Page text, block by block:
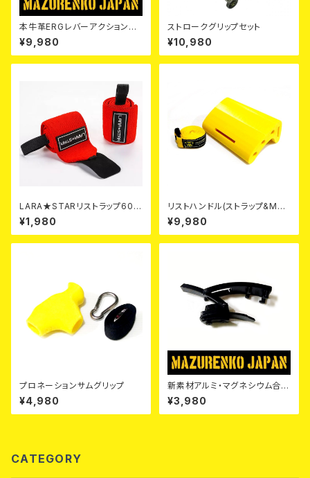
本牛革ERGレバーアクションパ
ワーベルト13mm極厚ハード仕
上げ(3カラー)
¥9,980
ストロークグリップセット
¥10,980
LARA★STARリストラップ60c
m
¥1,980
リストハンドル(ストラップ&Maz
urenkoハンドル両用タイプ)｜I
FA公認ストラップつき
¥9,980
プロネーションサムグリップ
¥4,980
新素材アルミ・マグネシウム合金
レバーアクションバックル(10m
m用)
¥3,980
CATEGORY